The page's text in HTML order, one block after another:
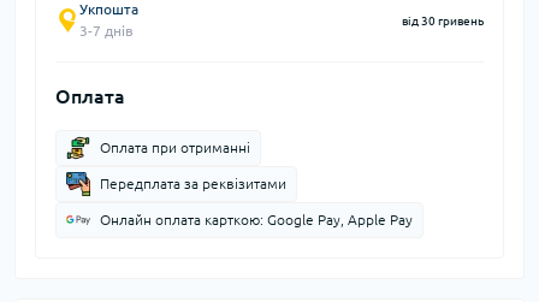
Укпошта
3-7 днів
від 30 гривень
Оплата
Оплата при отриманні
Передплата за реквізитами
Онлайн оплата карткою: Google Pay, Apple Pay